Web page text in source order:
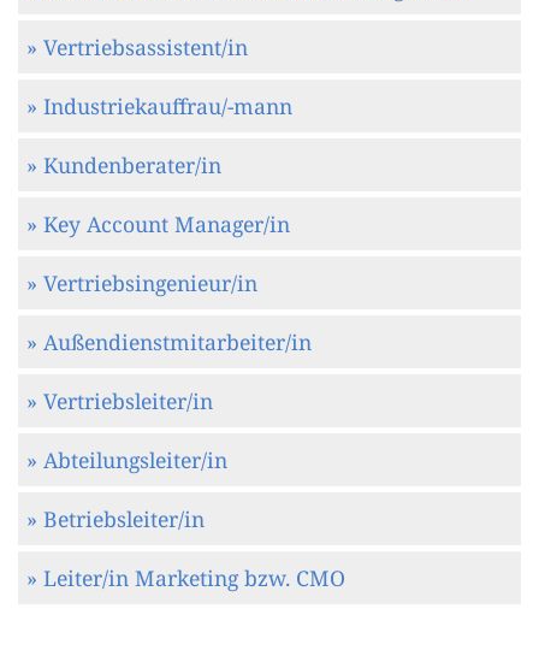
» Vertriebsassistent/in
» Industriekauffrau/-mann
» Kundenberater/in
» Key Account Manager/in
» Vertriebsingenieur/in
» Außendienstmitarbeiter/in
» Vertriebsleiter/in
» Abteilungsleiter/in
» Betriebsleiter/in
» Leiter/in Marketing bzw. CMO